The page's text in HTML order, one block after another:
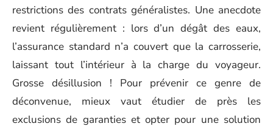
restrictions des contrats généralistes. Une anecdote
revient régulièrement : lors d’un dégât des eaux,
l’assurance standard n’a couvert que la carrosserie,
laissant tout l’intérieur à la charge du voyageur.
Grosse désillusion ! Pour prévenir ce genre de
déconvenue, mieux vaut étudier de près les
exclusions de garanties et opter pour une solution